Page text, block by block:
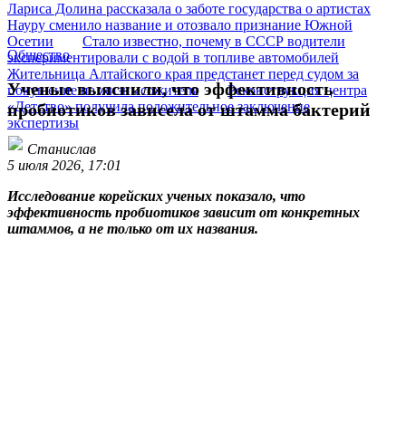
Лариса Долина рассказала о заботе государства о артистах
Науру сменило название и отозвало признание Южной
Осетии
Стало известно, почему в СССР водители
экспериментировали с водой в топливе автомобилей
Жительница Алтайского края предстанет перед судом за
покушение на жизнь сожителя
Реконструкция центра
«Детство» получила положительное заключение
экспертизы
Общество
Ученые выяснили, что эффективность
пробиотиков зависела от штамма бактерий
Станислав
5 июля 2026, 17:01
Исследование корейских ученых показало, что
эффективность пробиотиков зависит от конкретных
штаммов, а не только от их названия.